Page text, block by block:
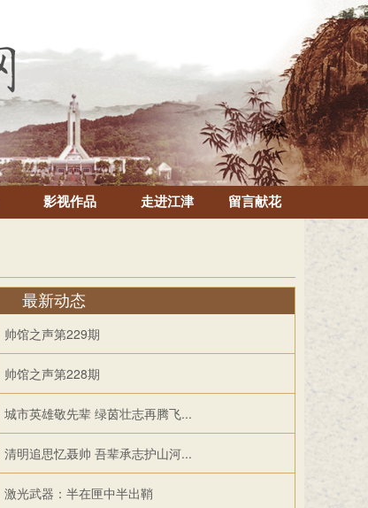
影视作品 走进江津 留言献花
最新动态
帅馆之声第229期
帅馆之声第228期
城市英雄敬先辈 绿茵壮志再腾飞...
清明追思忆聂帅 吾辈承志护山河...
激光武器：半在匣中半出鞘